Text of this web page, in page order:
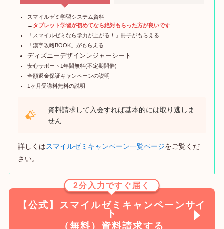
スマイルゼミ学習システム資料
→ タブレット学習が初めてなら絶対もらった方が良いです
「スマイルゼミなら学力が上がる！」冊子がもらえる
「漢字攻略BOOK」がもらえる
ディズニーデザインレジャーシート
安心サポート1年間無料(不定期開催)
全額返金保証キャンペーンの説明
1ヶ月受講料無料の説明
資料請求して入会すれば基本的には取り逃しま
せん
詳しくはスマイルゼミキャンペーン一覧ページをご覧くだ
さい。
2分入力ですぐ届く
【公式】スマイルゼミキャンペーンサイ
ト
（無料）資料請求する